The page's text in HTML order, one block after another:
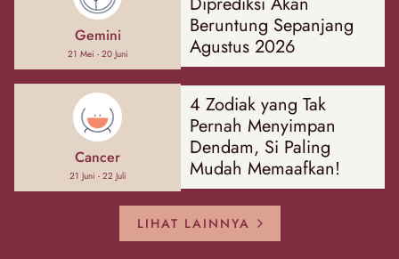
Gemini
21 Mei - 20 Juni
Beruntung Sepanjang
Agustus 2026
Cancer
21 Juni - 22 Juli
4 Zodiak yang Tak
Pernah Menyimpan
Dendam, Si Paling
Mudah Memaafkan!
LIHAT LAINNYA